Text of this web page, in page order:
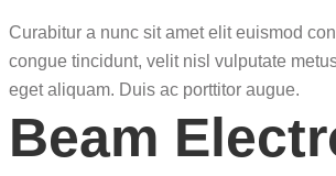
Curabitur a nunc sit amet elit euismod
congue tincidunt, velit nisl vulputate
eget aliquam. Duis ac porttitor augue.
Beam